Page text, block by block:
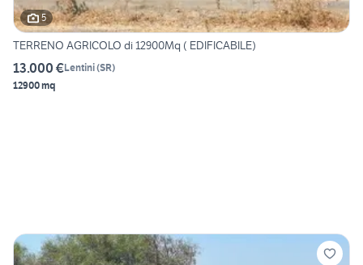
5
TERRENO AGRICOLO di 12900Mq ( EDIFICABILE)
13.000 €Lentini(SR)
12900 mq